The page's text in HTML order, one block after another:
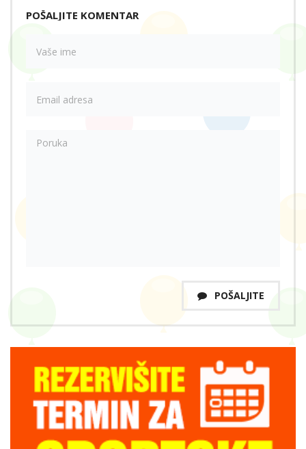
POŠALJITE KOMENTAR
POŠALJITE